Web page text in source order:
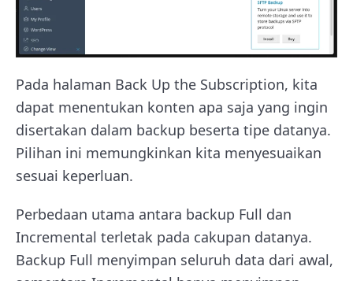
Pada halaman Back Up the Subscription, kita
dapat menentukan konten apa saja yang ingin
disertakan dalam backup beserta tipe datanya.
Pilihan ini memungkinkan kita menyesuaikan
sesuai keperluan.
Perbedaan utama antara backup Full dan
Incremental terletak pada cakupan datanya.
Backup Full menyimpan seluruh data dari awal,